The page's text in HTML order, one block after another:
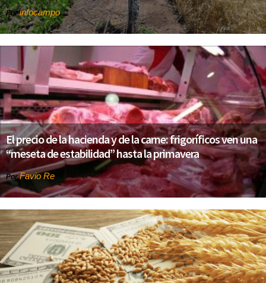
Porinfocampo
El precio de la hacienda y de la carne: frigoríficos ven una
“meseta de estabilidad” hasta la primavera
PorFavio Re